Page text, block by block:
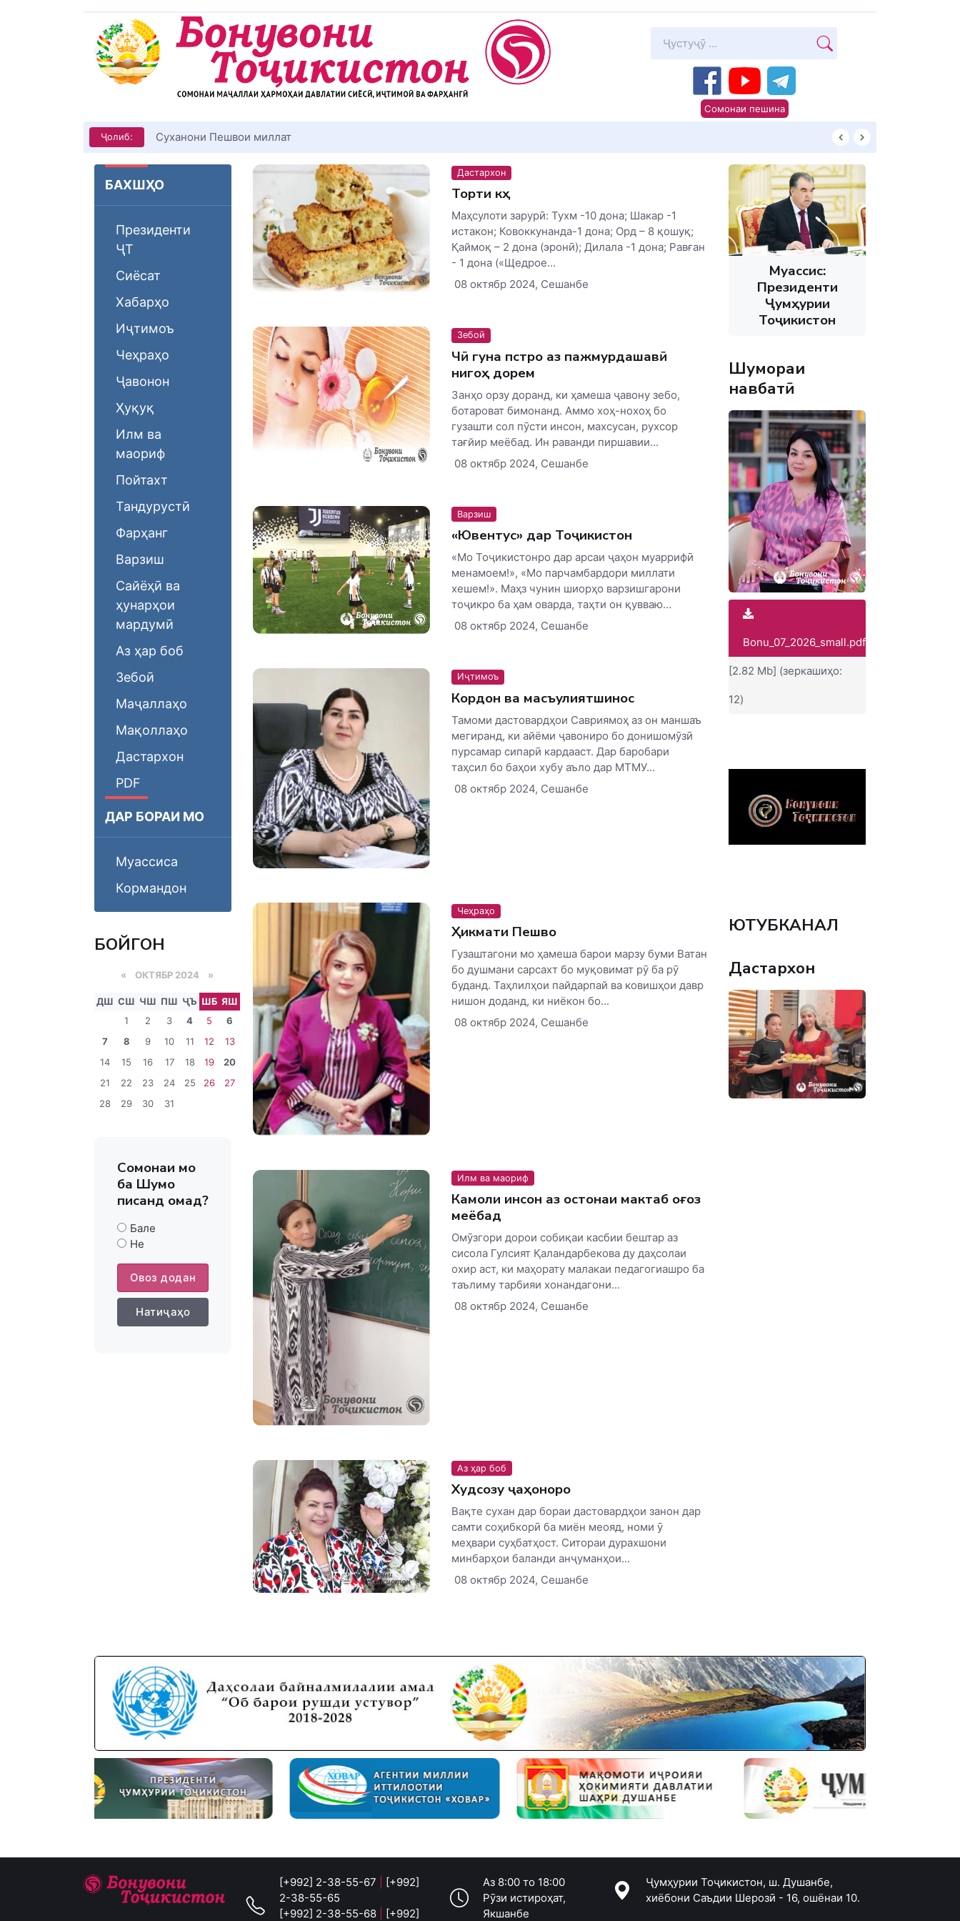
Сомонаи пешина
Ҷолиб: Суханони Пешвои миллат
БАХШҲО
Президенти
ҶТ
Сиёсат
Хабарҳо
Иҷтимоъ
Чеҳраҳо
Ҷавонон
Ҳуқуқ
Илм ва
маориф
Пойтахт
Тандурустӣ
Фарҳанг
Варзиш
Сайёҳӣ ва
ҳунарҳои
мардумӣ
Аз ҳар боб
Зебоӣ
Маҷаллаҳо
Мақоллаҳо
Дастархон
PDF
ДАР БОРАИ МО
Муассиса
Кормандон
БОЙГОНӢ
« ОКТЯБР 2024 »
ДШ СШ ЧШ ПШ ҶЪ ШБ ЯШ
1
2 3 4 5
6
7
8 9 10 11 12
13
14
15 16 17 18 19
20
21
22 23 24 25 26
27
28
29 30 31
Сомонаи мо
ба Шумо
писанд омад?
Бале
Не
Овоз додан
Натиҷаҳо
Дастархон
Торти кӯҳ
Маҳсулоти зарурӣ: Тухм -10 дона; Шакар -1
истакон; Ковоккунанда-1 дона; Орд – 8 қошуқ;
Қаймоқ – 2 дона (эронӣ); Дилала -1 дона; Равған
- 1 дона («Щедрое...
08 октябр 2024, Сешанбе
Зебоӣ
Чӣ гуна пӯстро аз пажмурдашавӣ
нигоҳ дорем
Занҳо орзу доранд, ки ҳамеша ҷавону зебо,
ботароват бимонанд. Аммо хоҳ-нохоҳ бо
гузашти сол пӯсти инсон, махсусан, рухсор
тағйир меёбад. Ин раванди пиршавии...
08 октябр 2024, Сешанбе
Варзиш
«Ювентус» дар Тоҷикистон
«Мо Тоҷикистонро дар арсаи ҷаҳон муаррифӣ
менамоем!», «Мо парчамбардори миллати
хешем!». Маҳз чунин шиорҳо варзишгарони
тоҷикро ба ҳам оварда, таҳти он қувваю...
08 октябр 2024, Сешанбе
Иҷтимоъ
Кордон ва масъулиятшинос
Тамоми дастовардҳои Савриямоҳ аз он маншаъ
мегиранд, ки айёми ҷавониро бо донишомӯзӣ
пурсамар сипарӣ кардааст. Дар баробари
таҳсил бо баҳои хубу аъло дар МТМУ...
08 октябр 2024, Сешанбе
Чеҳраҳо
Ҳикмати Пешво
Гузаштагони мо ҳамеша барои марзу буми Ватан
бо душмани сарсахт бо муқовимат рӯ ба рӯ
буданд. Таҳлилҳои пайдарпай ва ковишҳои давр
нишон доданд, ки ниёкон бо...
08 октябр 2024, Сешанбе
Илм ва маориф
Камоли инсон аз остонаи мактаб оғоз
меёбад
Омӯзгори дорои собиқаи касбии бештар аз
сисола Гулсият Қаландарбекова ду даҳсолаи
охир аст, ки маҳорату малакаи педагогиашро ба
таълиму тарбияи хонандагони...
08 октябр 2024, Сешанбе
Аз ҳар боб
Худсозу ҷаҳоноро
Вақте сухан дар бораи дастовардҳои занон дар
самти соҳибкорӣ ба миён меояд, номи ӯ
меҳвари суҳбатҳост. Ситораи дурахшони
минбарҳои баланди анҷуманҳои...
08 октябр 2024, Сешанбе
Муассис:
Президенти
Ҷумҳурии
Тоҷикистон
Шумораи
навбатӣ
Bonu_07_2026_small.pdf
[2.82 Mb] (зеркашиҳо:
12)
ЮТУБКАНАЛ
Дастархон
[+992] 2-38-55-67
[+992]
2-38-55-65
[+992] 2-38-55-68
[+992]
Аз 8:00 то 18:00
Рӯзи истироҳат,
Якшанбе
Ҷумҳурии Тоҷикистон, ш. Душанбе,
хиёбони Саъдии Шерозӣ - 16, ошёнаи 10.